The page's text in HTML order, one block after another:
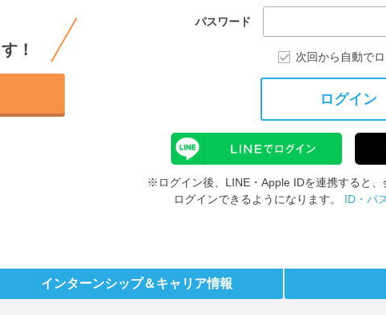
パスワード
次回から自動で
ログイン
※ログイン後、LINE・Apple IDを連携すると
ログインできるようになります。 ID・パ
！
インターンシップ＆キャリア情報